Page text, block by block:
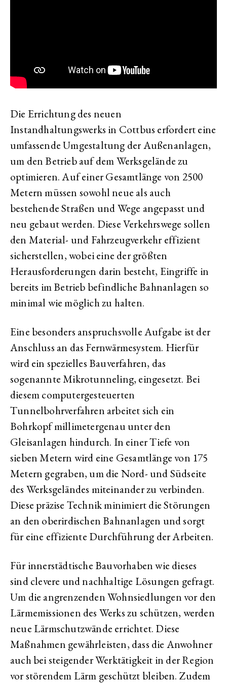
Die Errichtung des neuen
Instandhaltungswerks in Cottbus erfordert eine
umfassende Umgestaltung der Außenanlagen,
um den Betrieb auf dem Werksgelände zu
optimieren. Auf einer Gesamtlänge von 2500
Metern müssen sowohl neue als auch
bestehende Straßen und Wege angepasst und
neu gebaut werden. Diese Verkehrswege sollen
den Material- und Fahrzeugverkehr effizient
sicherstellen, wobei eine der größten
Herausforderungen darin besteht, Eingriffe in
bereits im Betrieb befindliche Bahnanlagen so
minimal wie möglich zu halten.
Eine besonders anspruchsvolle Aufgabe ist der
Anschluss an das Fernwärmesystem. Hierfür
wird ein spezielles Bauverfahren, das
sogenannte Mikrotunneling, eingesetzt. Bei
diesem computergesteuerten
Tunnelbohrverfahren arbeitet sich ein
Bohrkopf millimetergenau unter den
Gleisanlagen hindurch. In einer Tiefe von
sieben Metern wird eine Gesamtlänge von 175
Metern gegraben, um die Nord- und Südseite
des Werksgeländes miteinander zu verbinden.
Diese präzise Technik minimiert die Störungen
an den oberirdischen Bahnanlagen und sorgt
für eine effiziente Durchführung der Arbeiten.
Für innerstädtische Bauvorhaben wie dieses
sind clevere und nachhaltige Lösungen gefragt.
Um die angrenzenden Wohnsiedlungen vor den
Lärmemissionen des Werks zu schützen, werden
neue Lärmschutzwände errichtet. Diese
Maßnahmen gewährleisten, dass die Anwohner
auch bei steigender Werktätigkeit in der Region
vor störendem Lärm geschützt bleiben. Zudem